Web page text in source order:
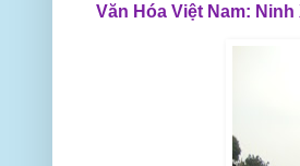
Văn Hóa Việt Nam: